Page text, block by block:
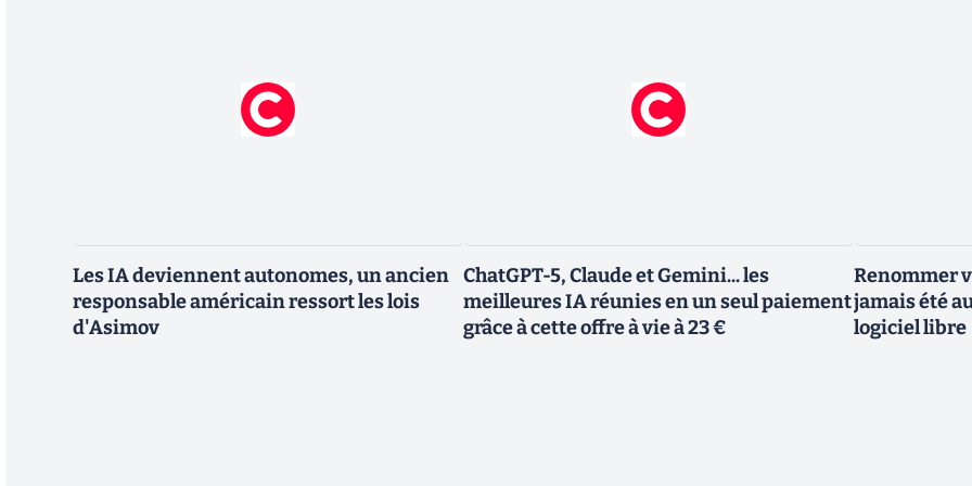
Les IA deviennent autonomes, un ancien
responsable américain ressort les lois
d'Asimov
ChatGPT-5, Claude et Gemini... les
meilleures IA réunies en un seul paiement
grâce à cette offre à vie à 23 €
Renommer
jamais été
logiciel libre